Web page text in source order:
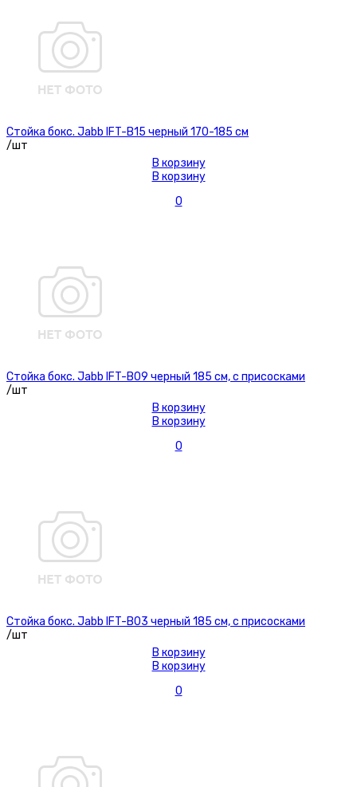
Стойка бокс. Jabb IFT-B15 черный 170-185 см
/шт
В корзину
В корзину
0
Стойка бокс. Jabb IFT-B09 черный 185 см, с присосками
/шт
В корзину
В корзину
0
Стойка бокс. Jabb IFT-B03 черный 185 см, с присосками
/шт
В корзину
В корзину
0